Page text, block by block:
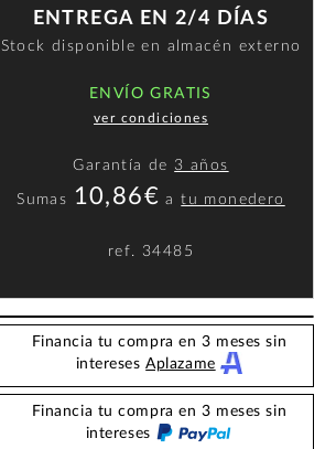
ENTREGA EN 2/4 DÍAS
Stock disponible en almacén externo
ENVÍO GRATIS
ver condiciones
Garantía de 3 años
Sumas 10,86€ atu monedero
ref. 34485
Financia tu compra en 3 meses sin
interesesAplazame
Financia tu compra en 3 meses sin
intereses